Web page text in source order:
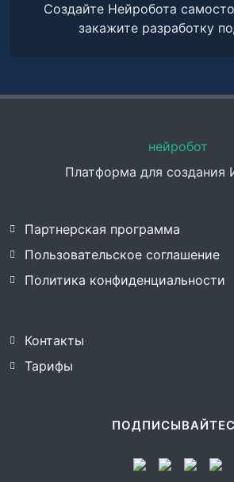
Создайте Нейробота
закажите разработку
нейробот
Платформа для создания
Партнерская программа
Пользовательское соглашение
Политика конфиденциальности
Контакты
Тарифы